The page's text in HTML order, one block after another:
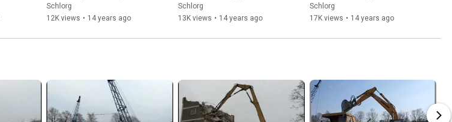
/
M260 dragline working
Schlorg
12K views • 14 years ago
Einsatz  (Dez. 09) / Menck
dragline working
Schlorg
13K views • 14 years ago
Einsatz / Menck dragline
working
Schlorg
17K views • 14 years ago